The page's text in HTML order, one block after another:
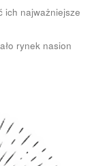
ich najważniejsze
rynek nasion